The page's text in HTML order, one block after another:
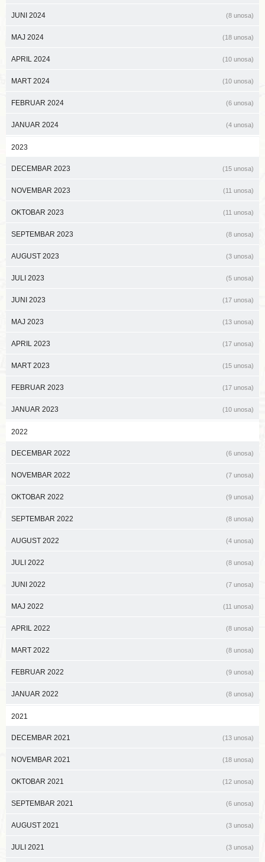
JUNI 2024 (8 unosa)
MAJ 2024 (18 unosa)
APRIL 2024 (10 unosa)
MART 2024 (10 unosa)
FEBRUAR 2024 (6 unosa)
JANUAR 2024 (4 unosa)
2023
DECEMBAR 2023 (15 unosa)
NOVEMBAR 2023 (11 unosa)
OKTOBAR 2023 (11 unosa)
SEPTEMBAR 2023 (8 unosa)
AUGUST 2023 (3 unosa)
JULI 2023 (5 unosa)
JUNI 2023 (17 unosa)
MAJ 2023 (13 unosa)
APRIL 2023 (17 unosa)
MART 2023 (15 unosa)
FEBRUAR 2023 (17 unosa)
JANUAR 2023 (10 unosa)
2022
DECEMBAR 2022 (6 unosa)
NOVEMBAR 2022 (7 unosa)
OKTOBAR 2022 (9 unosa)
SEPTEMBAR 2022 (8 unosa)
AUGUST 2022 (4 unosa)
JULI 2022 (8 unosa)
JUNI 2022 (7 unosa)
MAJ 2022 (11 unosa)
APRIL 2022 (8 unosa)
MART 2022 (8 unosa)
FEBRUAR 2022 (9 unosa)
JANUAR 2022 (8 unosa)
2021
DECEMBAR 2021 (13 unosa)
NOVEMBAR 2021 (18 unosa)
OKTOBAR 2021 (12 unosa)
SEPTEMBAR 2021 (6 unosa)
AUGUST 2021 (3 unosa)
JULI 2021 (3 unosa)